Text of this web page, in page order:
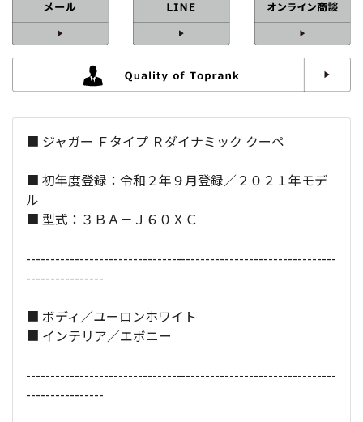
修復歴：
中古車
総排気量：2,000cc
■ ジャガー Ｆタイプ Ｒダイナミック クーペ
■ 初年度登録：令和２年９月登録／２０２１年モデ
ル
■ 型式：３ＢＡ－Ｊ６０ＸＣ
----------------------------------------------------------------
----------------
■ ボディ／ユーロンホワイト
■ インテリア／エボニー
----------------------------------------------------------------
----------------